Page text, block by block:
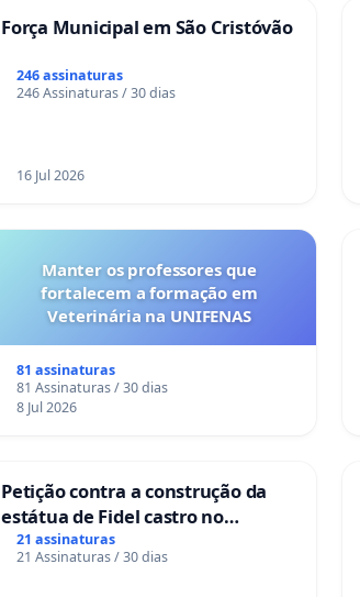
Força Municipal em São Cristóvão
246 assinaturas
246 Assinaturas / 30 dias
16 Jul 2026
Manter os professores que
fortalecem a formação em
Veterinária na UNIFENAS
81 assinaturas
81 Assinaturas / 30 dias
8 Jul 2026
Petição contra a construção da
estátua de Fidel castro no
mirante do Caju
21 assinaturas
21 Assinaturas / 30 dias